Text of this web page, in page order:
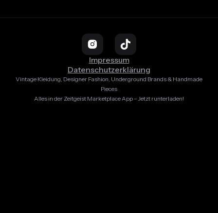
Impressum
Datenschutzerklärung
Vintage Kleidung, Designer Fashion, Underground Brands & Handmade
Pieces
Alles in der Zeitgeist Marketplace App – Jetzt runterladen!